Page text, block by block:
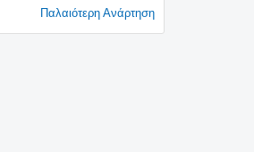
Παλαιότερη Ανάρτηση